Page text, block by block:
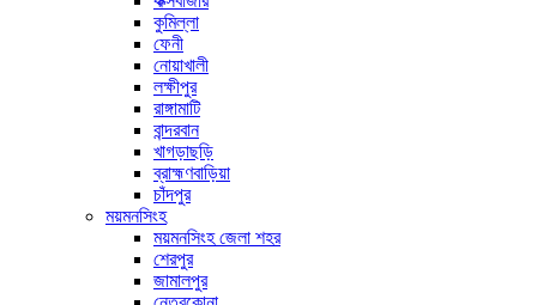
কুমিল্লা
ফেনী
নোয়াখালী
লক্ষীপুর
রাঙ্গামাটি
বান্দরবান
খাগড়াছড়ি
ব্রাহ্মণবাড়িয়া
চাঁদপুর
ময়মনসিংহ
ময়মনসিংহ জেলা শহর
শেরপুর
জামালপুর